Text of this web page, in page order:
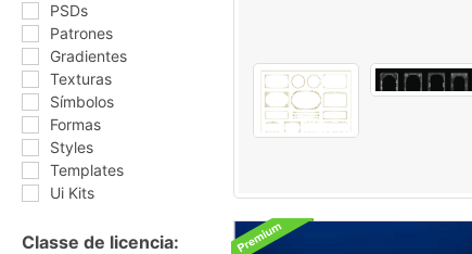
PSDs
Patrones
Gradientes
Texturas
Símbolos
Formas
Styles
Templates
Ui Kits
Classe de licencia: